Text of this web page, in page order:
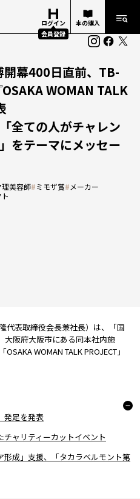
ログイン
会員登録
本の購入
幕400日直前、TB-
WOMAN TALK
全ての人がチャレン
をテーマにメッセー
理美容師#ミモザ賞# メーカー
代表取締役会長兼社長）は、「国
大阪府大阪市にある同本社内施
WOMAN TALK PROJECT」
発足を発表
ャリティーカットイベント
成」支援、「タカラベルモント第